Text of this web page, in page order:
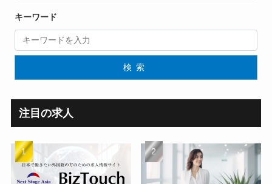
キーワード
検索
注目の求人